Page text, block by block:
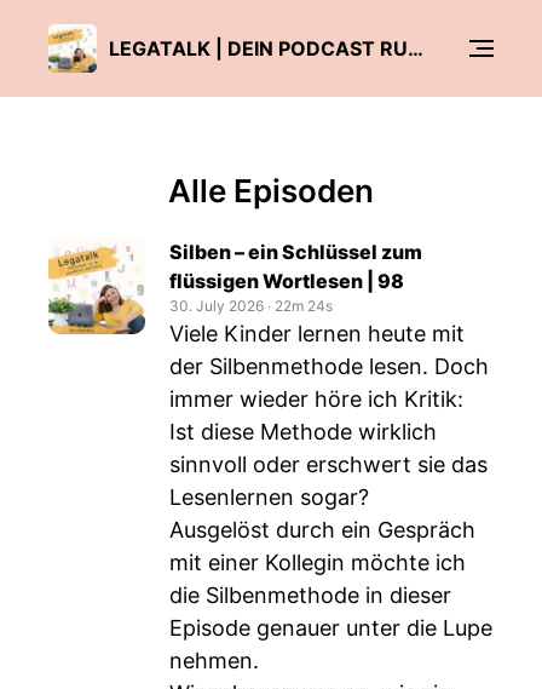
LEGATALK | DEIN PODCAST RUND UM LEGASTHENIE UND DYSKALKULIE
Alle Episoden
Silben – ein Schlüssel zum
flüssigen Wortlesen | 98
30. July 2026 ‧ 22m 24s
Viele Kinder lernen heute mit
der Silbenmethode lesen. Doch
immer wieder höre ich Kritik:
Ist diese Methode wirklich
sinnvoll oder erschwert sie das
Lesenlernen sogar?
Ausgelöst durch ein Gespräch
mit einer Kollegin möchte ich
die Silbenmethode in dieser
Episode genauer unter die Lupe
nehmen.